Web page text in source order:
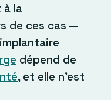
la
de ces cas —
dépend de
, et elle n’est